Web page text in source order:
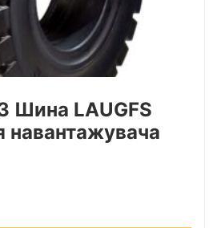
Шина LAUGFS
навантажувача